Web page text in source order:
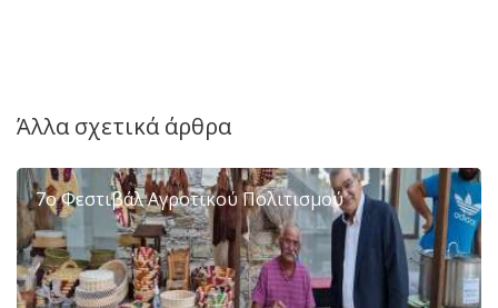
Άλλα σχετικά άρθρα
7ο Φεστιβάλ Αγροτικού Πολιτισμού